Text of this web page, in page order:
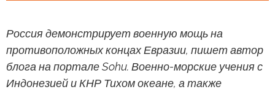
Россия демонстрирует военную мощь на
противоположных концах Евразии, пишет автор
блога на портале Sohu. Военно-морские учения с
Индонезией и КНР Тихом океане, а также